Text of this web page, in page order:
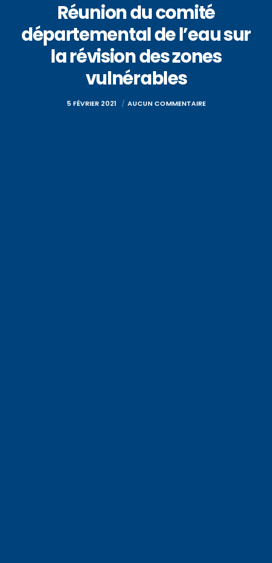
Réunion du comité
départemental de l’eau sur
la révision des zones
vulnérables
5 FÉVRIER 2021 AUCUN COMMENTAIRE